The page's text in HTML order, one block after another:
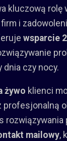
kluczową rolę
firm i
wsparcie
dnia czy nocy.
żywo klienci
profesjonalną
rozwiązywania
mailowy,